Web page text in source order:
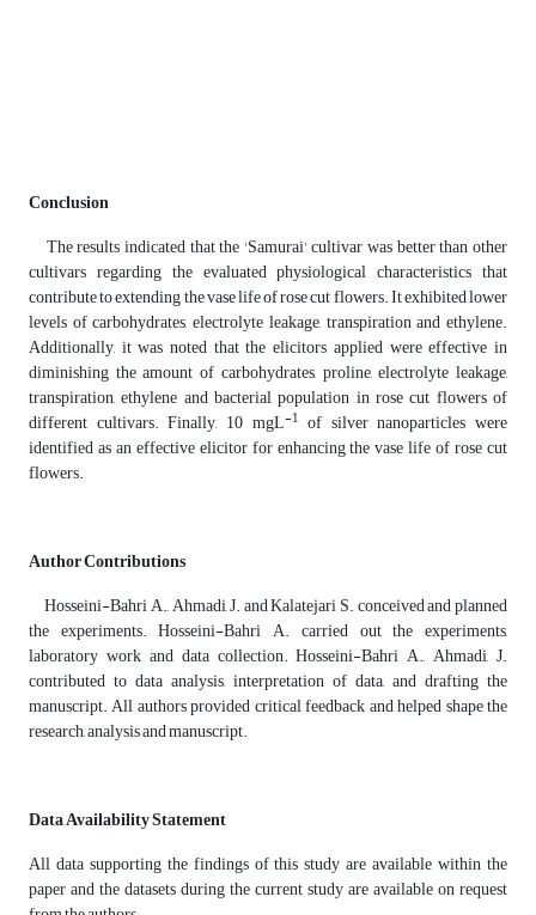
Conclusion
The results indicated that the 'Samurai' cultivar was better than other
cultivars regarding the evaluated physiological characteristics that
contribute to extending the vase life of rose cut flowers. It exhibited lower
levels of carbohydrates, electrolyte leakage, transpiration and ethylene.
Additionally, it was noted that the elicitors applied were effective in
diminishing the amount of carbohydrates, proline, electrolyte leakage,
transpiration, ethylene and bacterial population in rose cut flowers of
different cultivars. Finally, 10 mgL-1of silver nanoparticles were
identified as an effective elicitor for enhancing the vase life of rose cut
flowers.
Author Contributions
Hosseini-Bahri A., Ahmadi, J. and Kalatejari S. conceived and planned
the experiments. Hosseini-Bahri A. carried out the experiments,
laboratory work and data collection. Hosseini-Bahri A., Ahmadi, J.
contributed to data analysis, interpretation of data, and drafting the
manuscript. All authors provided critical feedback and helped shape the
research, analysis and manuscript.
Data Availability Statement
All data supporting the findings of this study are available within the
paper and the datasets during the current study are available on request